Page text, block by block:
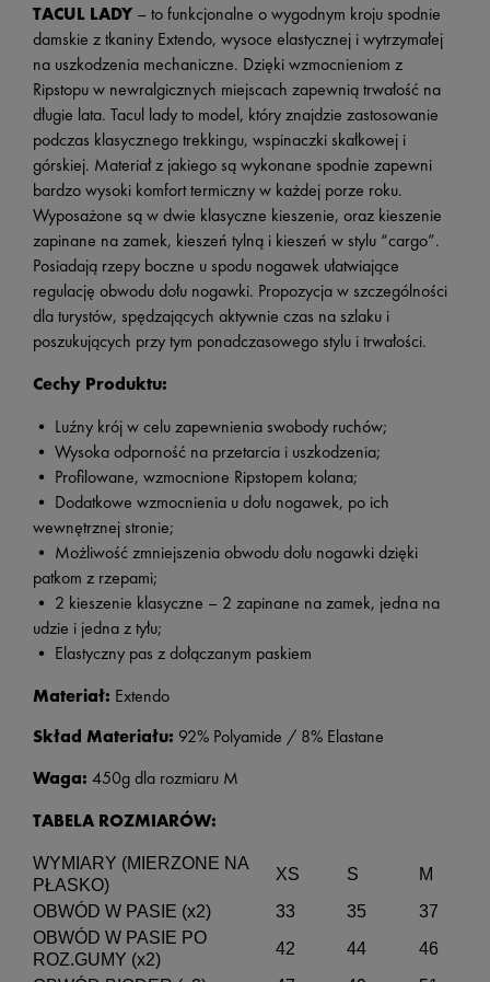
TACUL LADY – to funkcjonalne o wygodnym kroju spodnie
damskie z tkaniny Extendo, wysoce elastycznej i wytrzymałej
na uszkodzenia mechaniczne. Dzięki wzmocnieniom z
Ripstopu w newralgicznych miejscach zapewnią trwałość na
długie lata. Tacul lady to model, który znajdzie zastosowanie
podczas klasycznego trekkingu, wspinaczki skałkowej i
górskiej. Materiał z jakiego są wykonane spodnie zapewni
bardzo wysoki komfort termiczny w każdej porze roku.
Wyposażone są w dwie klasyczne kieszenie, oraz kieszenie
zapinane na zamek, kieszeń tylną i kieszeń w stylu “cargo”.
Posiadają rzepy boczne u spodu nogawek ułatwiające
regulację obwodu dołu nogawki. Propozycja w szczególności
dla turystów, spędzających aktywnie czas na szlaku i
poszukujących przy tym ponadczasowego stylu i trwałości.
Cechy Produktu:
• Luźny krój w celu zapewnienia swobody ruchów;
• Wysoka odporność na przetarcia i uszkodzenia;
• Profilowane, wzmocnione Ripstopem kolana;
• Dodatkowe wzmocnienia u dołu nogawek, po ich
wewnętrznej stronie;
• Możliwość zmniejszenia obwodu dołu nogawki dzięki
patkom z rzepami;
• 2 kieszenie klasyczne – 2 zapinane na zamek, jedna na
udzie i jedna z tyłu;
• Elastyczny pas z dołączanym paskiem
Materiał: Extendo
Skład Materiału: 92% Polyamide / 8% Elastane
Waga: 450g dla rozmiaru M
TABELA ROZMIARÓW:
WYMIARY (MIERZONE NA
PŁASKO)
XS S
M
OBWÓD W PASIE (x2)
33 35
37
OBWÓD W PASIE PO
ROZ.GUMY (x2)
42 44
46